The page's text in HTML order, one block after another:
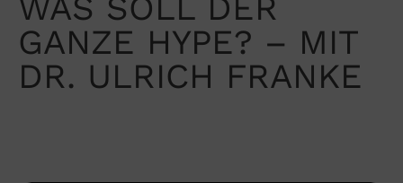
GANZE HYPE? – MIT
DR. ULRICH FRANKE